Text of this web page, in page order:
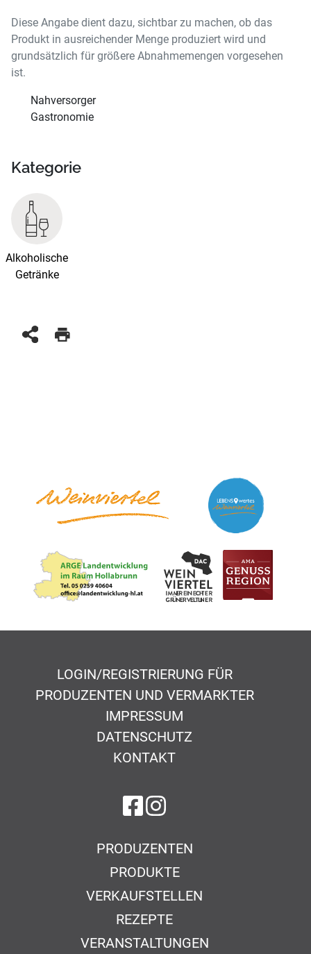
Diese Angabe dient dazu, sichtbar zu machen, ob das
Produkt in ausreichender Menge produziert wird und
grundsätzlich für größere Abnahmemengen vorgesehen
ist.
Nahversorger
Gastronomie
Kategorie
Alkoholische
Getränke
LOGIN/REGISTRIERUNG FÜR
PRODUZENTEN UND VERMARKTER
IMPRESSUM
DATENSCHUTZ
KONTAKT
auf Facebook
auf Instagram
PRODUZENTEN
PRODUKTE
VERKAUFSTELLEN
REZEPTE
VERANSTALTUNGEN